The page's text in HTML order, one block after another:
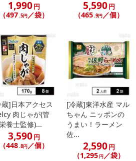
お受けできません。
ご確認いただき、お届けする商品セット
でお申し込みください。
ューアル(成分など含む)等により、参考
ードなど、お届け商品と多少異なる場
料原産地表示制度]の経過措置期間の終
1,990円
（497.5円／袋）
5,590円
（465.9円／個）
]日本アクセス
肉じゃが(管
養士監修)...
3,590円
（448.8円／個）
[冷蔵]東洋水産 マル
ちゃん ニッポンの
うまい！ラーメン
佐...
2,590円
（1,295 円／袋）